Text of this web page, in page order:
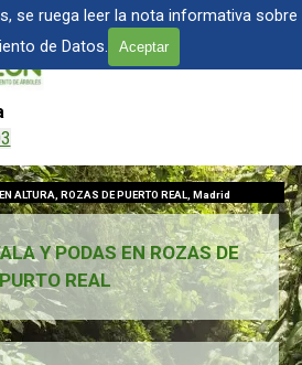
se ruega leer la nota informativa sobre
de Datos.
Aceptar
DE ÁRBOLES EN MADRID
ALTURA, ROZAS DE PUERTO REAL, Madrid
Y PODAS EN ROZAS DE
REAL